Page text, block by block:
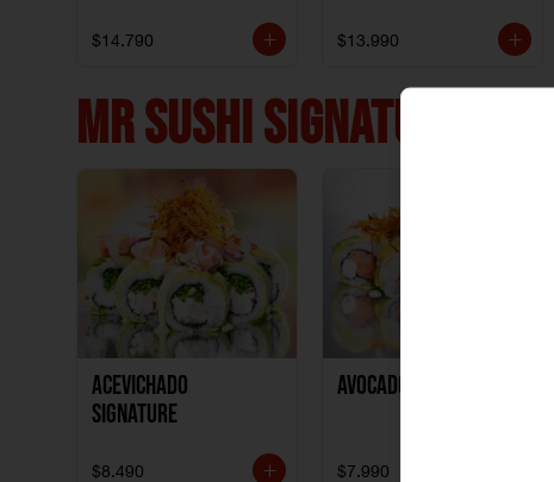
$14.790 $13.990
MR SUSHI SIGNATURE ❤️
ACEVICHADO
SIGNATURE
$8.490
AVOCADO NIKKEI
$7.990